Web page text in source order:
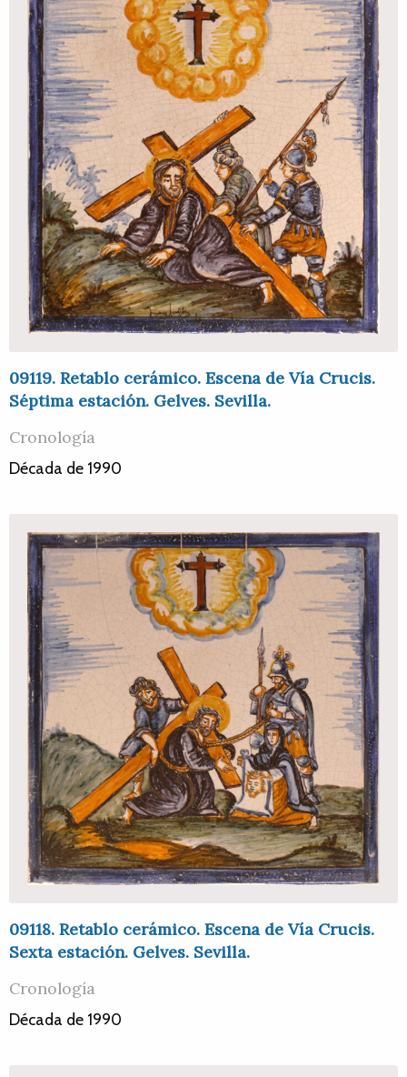
09119. Retablo cerámico. Escena de Vía Crucis.
Séptima estación. Gelves. Sevilla.
Cronología
Década de 1990
09118. Retablo cerámico. Escena de Vía Crucis.
Sexta estación. Gelves. Sevilla.
Cronología
Década de 1990